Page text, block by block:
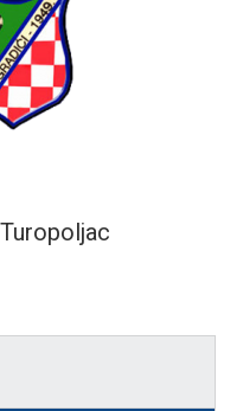
Turopoljac